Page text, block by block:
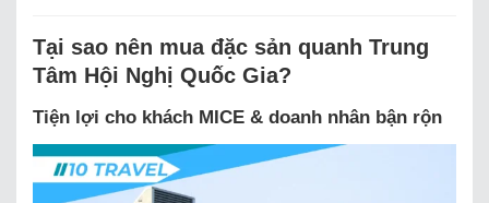
Tại sao nên mua đặc sản quanh Trung
Tâm Hội Nghị Quốc Gia?
Tiện lợi cho khách MICE & doanh nhân bận rộn